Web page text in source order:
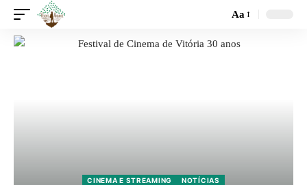
Aa
CINEMA E STREAMING NOTÍCIAS